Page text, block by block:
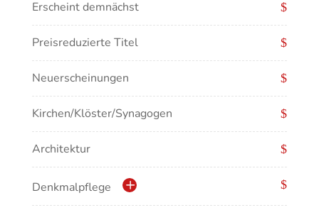
Erscheint demnächst
Preisreduzierte Titel
Neuerscheinungen
Kirchen/Klöster/Synagogen
Architektur
Denkmalpflege